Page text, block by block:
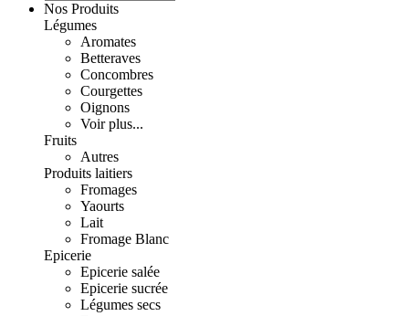
Nos Produits
Légumes
Aromates
Betteraves
Concombres
Courgettes
Oignons
Voir plus...
Fruits
Autres
Produits laitiers
Fromages
Yaourts
Lait
Fromage Blanc
Epicerie
Epicerie salée
Epicerie sucrée
Légumes secs